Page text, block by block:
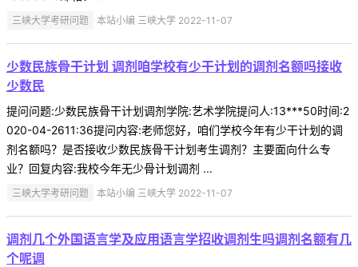
三峡大学考研问题 本站小编 三峡大学 2022-11-07
少数民族骨干计划 调剂咱学校有少干计划的调剂名额吗接收
少数民
提问问题:少数民族骨干计划调剂学院:艺术学院提问人:13***50时间:2
020-04-2611:36提问内容:老师您好，咱们学校今年有少干计划的调
剂名额吗？是否接收少数民族骨干计划考生调剂？主要面向什么专
业？回复内容:我校今年无少骨计划调剂 ...
三峡大学考研问题 本站小编 三峡大学 2022-11-07
调剂几个外国语言学及应用语言学招收调剂生吗调剂名额有几
个呢调